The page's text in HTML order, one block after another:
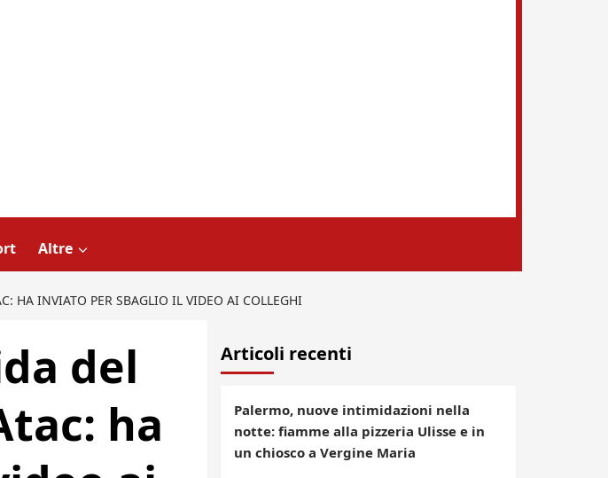
Altre
HA INVIATO PER SBAGLIO IL VIDEO AI COLLEGHI
del
ha
Articoli recenti
Palermo, nuove intimidazioni nella
notte: fiamme alla pizzeria Ulisse e in
un chiosco a Vergine Maria